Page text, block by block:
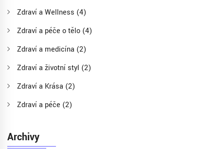
Zdraví a Wellness (4)
Zdraví a péče o tělo (4)
Zdraví a medicína (2)
Zdraví a životní styl (2)
Zdraví a Krása (2)
Zdraví a péče (2)
Archivy